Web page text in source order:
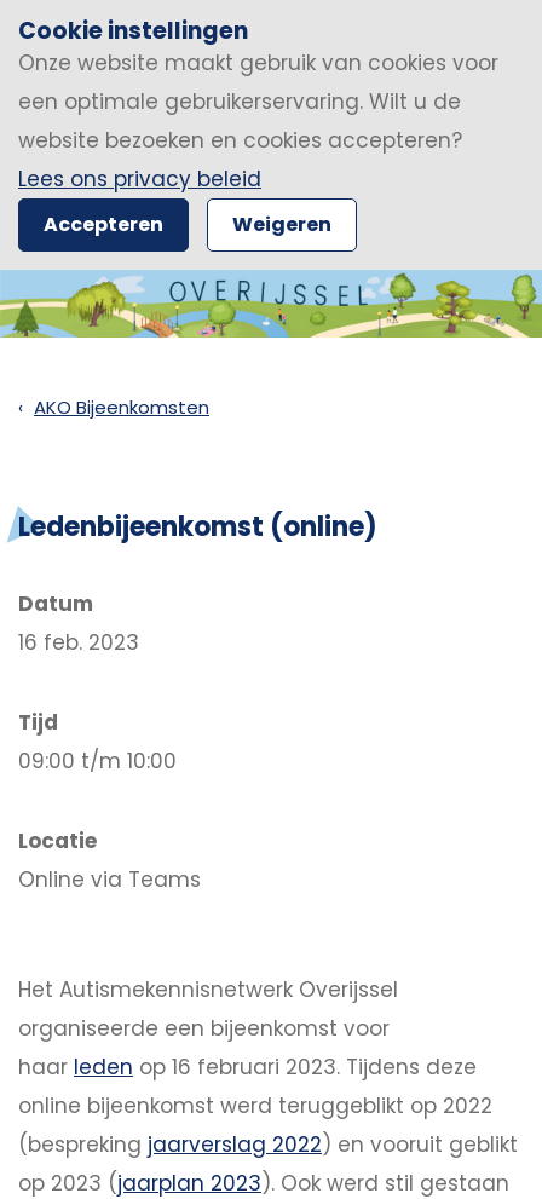
Cookie instellingen
Onze website maakt gebruik van cookies voor
een optimale gebruikerservaring. Wilt u de
website bezoeken en cookies accepteren?
Lees ons privacy beleid
Accepteren Weigeren
AKO Bijeenkomsten
Ledenbijeenkomst (online)
Datum
16 feb. 2023
Tijd
09:00 t/m 10:00
Locatie
Online via Teams
Het Autismekennisnetwerk Overijssel
organiseerde een bijeenkomst voor
haar leden op 16 februari 2023. Tijdens deze
online bijeenkomst werd teruggeblikt op 2022
(bespreking jaarverslag 2022) en vooruit geblikt
op 2023 (jaarplan 2023). Ook werd stil gestaan